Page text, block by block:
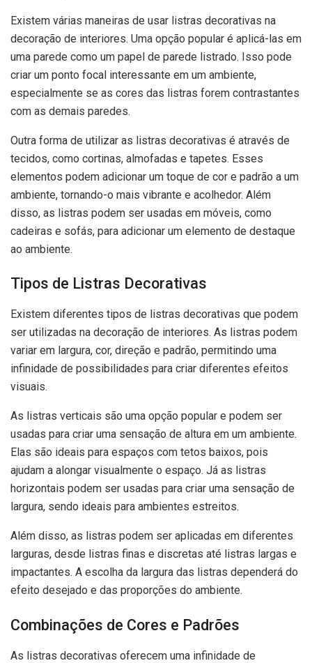
Existem várias maneiras de usar listras decorativas na
decoração de interiores. Uma opção popular é aplicá-las em
uma parede como um papel de parede listrado. Isso pode
criar um ponto focal interessante em um ambiente,
especialmente se as cores das listras forem contrastantes
com as demais paredes.
Outra forma de utilizar as listras decorativas é através de
tecidos, como cortinas, almofadas e tapetes. Esses
elementos podem adicionar um toque de cor e padrão a um
ambiente, tornando-o mais vibrante e acolhedor. Além
disso, as listras podem ser usadas em móveis, como
cadeiras e sofás, para adicionar um elemento de destaque
ao ambiente.
Tipos de Listras Decorativas
Existem diferentes tipos de listras decorativas que podem
ser utilizadas na decoração de interiores. As listras podem
variar em largura, cor, direção e padrão, permitindo uma
infinidade de possibilidades para criar diferentes efeitos
visuais.
As listras verticais são uma opção popular e podem ser
usadas para criar uma sensação de altura em um ambiente.
Elas são ideais para espaços com tetos baixos, pois
ajudam a alongar visualmente o espaço. Já as listras
horizontais podem ser usadas para criar uma sensação de
largura, sendo ideais para ambientes estreitos.
Além disso, as listras podem ser aplicadas em diferentes
larguras, desde listras finas e discretas até listras largas e
impactantes. A escolha da largura das listras dependerá do
efeito desejado e das proporções do ambiente.
Combinações de Cores e Padrões
As listras decorativas oferecem uma infinidade de